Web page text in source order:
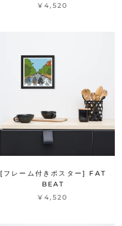
¥4,520
[フレーム付きポスター] FAT
BEAT
¥4,520